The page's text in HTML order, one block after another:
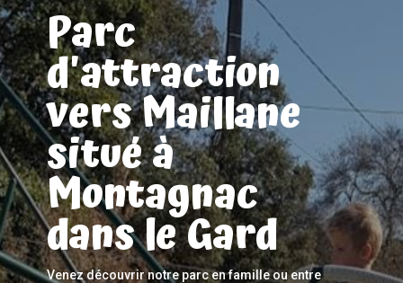
Parc
d'attraction
vers Maillane
situé à
Montagnac
dans le Gard
Venez découvrir notre parc en famille ou entre